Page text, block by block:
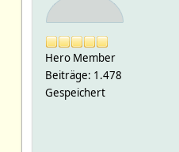
Hero Member
Beiträge: 1.478
Gespeichert